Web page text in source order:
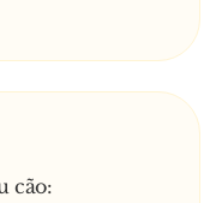
cão: